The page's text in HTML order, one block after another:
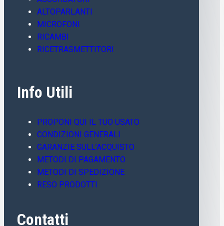
ALTOPARLANTI
MICROFONI
RICAMBI
RICETRASMETTITORI
Info Utili
PROPONI QUI IL TUO USATO
CONDIZIONI GENERALI
GARANZIE SULL’ACQUISTO
METODI DI PAGAMENTO
METODI DI SPEDIZIONE
RESO PRODOTTI
Contatti